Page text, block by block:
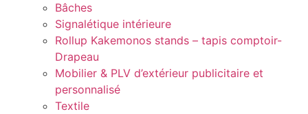
Bâches
Signalétique intérieure
Rollup Kakemonos stands – tapis comptoir-
Drapeau
Mobilier & PLV d’extérieur publicitaire et
personnalisé
Textile